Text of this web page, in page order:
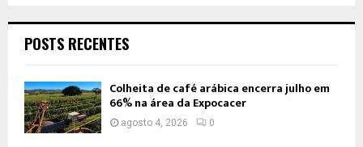
POSTS RECENTES
Colheita de café arábica encerra julho em
66% na área da Expocacer
agosto 4, 2026 0